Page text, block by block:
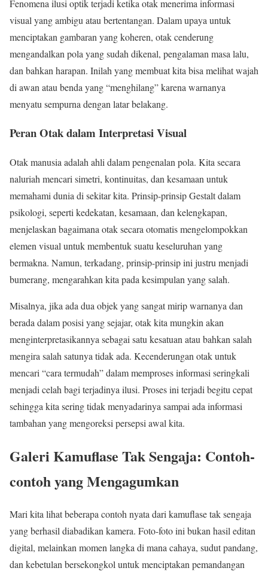
Fenomena ilusi optik terjadi ketika otak menerima informasi
visual yang ambigu atau bertentangan. Dalam upaya untuk
menciptakan gambaran yang koheren, otak cenderung
mengandalkan pola yang sudah dikenal, pengalaman masa lalu,
dan bahkan harapan. Inilah yang membuat kita bisa melihat wajah
di awan atau benda yang “menghilang” karena warnanya
menyatu sempurna dengan latar belakang.
Peran Otak dalam Interpretasi Visual
Otak manusia adalah ahli dalam pengenalan pola. Kita secara
naluriah mencari simetri, kontinuitas, dan kesamaan untuk
memahami dunia di sekitar kita. Prinsip-prinsip Gestalt dalam
psikologi, seperti kedekatan, kesamaan, dan kelengkapan,
menjelaskan bagaimana otak secara otomatis mengelompokkan
elemen visual untuk membentuk suatu keseluruhan yang
bermakna. Namun, terkadang, prinsip-prinsip ini justru menjadi
bumerang, mengarahkan kita pada kesimpulan yang salah.
Misalnya, jika ada dua objek yang sangat mirip warnanya dan
berada dalam posisi yang sejajar, otak kita mungkin akan
menginterpretasikannya sebagai satu kesatuan atau bahkan salah
mengira salah satunya tidak ada. Kecenderungan otak untuk
mencari “cara termudah” dalam memproses informasi seringkali
menjadi celah bagi terjadinya ilusi. Proses ini terjadi begitu cepat
sehingga kita sering tidak menyadarinya sampai ada informasi
tambahan yang mengoreksi persepsi awal kita.
Galeri Kamuflase Tak Sengaja: Contoh-
contoh yang Mengagumkan
Mari kita lihat beberapa contoh nyata dari kamuflase tak sengaja
yang berhasil diabadikan kamera. Foto-foto ini bukan hasil editan
digital, melainkan momen langka di mana cahaya, sudut pandang,
dan kebetulan bersekongkol untuk menciptakan pemandangan